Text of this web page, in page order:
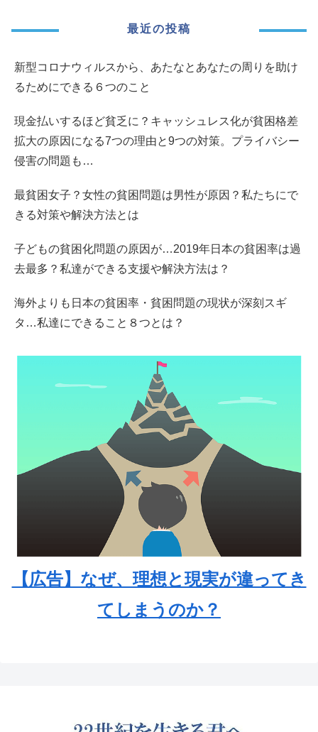
最近の投稿
新型コロナウィルスから、あたなとあなたの周りを助け
るためにできる６つのこと
現金払いするほど貧乏に？キャッシュレス化が貧困格差
拡大の原因になる7つの理由と9つの対策。プライバシー
侵害の問題も…
最貧困女子？女性の貧困問題は男性が原因？私たちにで
きる対策や解決方法とは
子どもの貧困化問題の原因が…2019年日本の貧困率は過
去最多？私達ができる支援や解決方法は？
海外よりも日本の貧困率・貧困問題の現状が深刻スギ
タ…私達にできること８つとは？
【広告】なぜ、理想と現実が違ってき
てしまうのか？